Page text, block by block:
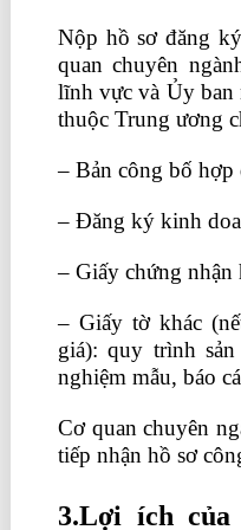
Nộp hồ sơ đăng
quan chuyên
lĩnh vực và Ủy ban
thuộc Trung ương
– Bản công bố hợp
– Đăng ký kinh
– Giấy chứng nhận
– Giấy tờ khác
giá): quy trình
nghiệm mẫu, báo
Cơ quan chuyên
tiếp nhận hồ sơ
3.Lợi ích của